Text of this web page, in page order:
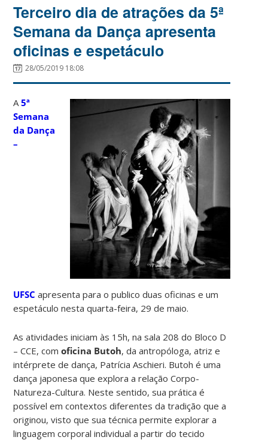
Terceiro dia de atrações da 5ª
Semana da Dança apresenta
oficinas e espetáculo
28/05/2019 18:08
A5ª
Semana
da Dança
–
UFSC apresenta para o publico duas oficinas e um
espetáculo nesta quarta-feira, 29 de maio.
As atividades iniciam às 15h, na sala 208 do Bloco D
– CCE, comoficina Butoh, da antropóloga, atriz e
intérprete de dança, Patrícia Aschieri. Butoh é uma
dança japonesa que explora a relação Corpo-
Natureza-Cultura. Neste sentido, sua prática é
possível em contextos diferentes da tradição que a
originou, visto que sua técnica permite explorar a
linguagem corporal individual a partir do tecido